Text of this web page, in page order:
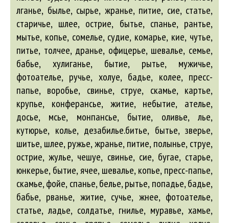
лганье, былье, сырье, жранье, питие, сие, статье,
старичье, шлее, острие, бытье, спанье, рантье,
мытье, копье, сомелье, судие, комарье, кие, чутье,
питье, толчее, дранье, офицерье, шевалье, семье,
бабье, хулиганье, бытие, рытье, мужичье,
фотоателье, ручье, холуе, бадье, колее, пресс-
папье, воробье, свинье, струе, скамье, картье,
крупье, конферансье, житие, небытие, ателье,
досье, мсье, монпансье, бытие, оливье,лье,
кутюрье, колье, дезабилье.битье, бытье, зверье,
шитье, шлее, ружье, жранье, питие, полынье, струе,
острие, жулье, чешуе, свинье, сие, бугае, старье,
юнкерье, бытие, ячее, шевалье, копье, пресс-папье,
скамье, фойе, спанье, белье, рытье, попадье, бадье,
бабье, рванье, житие, сучье, жнее, фотоателье,
статье, ладье, солдатье, гнилье, муравье, хамье,